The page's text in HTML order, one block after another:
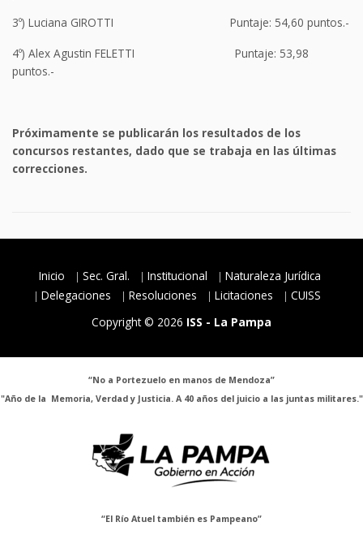
3º) Luciana GIROTTI Puntaje: 54,60 puntos.-
4º) Alex Agustin FELETTI Puntaje: 53,98
puntos.-
Próximamente se publicarán los resultados de los
concursos restantes, dado que se trabaja en las últimas
correcciones.
Inicio Sec. Gral. Institucional
Naturaleza Jurídica
Delegaciones
Resoluciones Licitaciones
CUISS
Copyright © 2026 ISS - La Pampa
“No a Portezuelo en manos de Mendoza”
"Año de la Memoria, Verdad y Justicia. A 40 años del juicio a las juntas militares."
“El Río Atuel también es Pampeano”